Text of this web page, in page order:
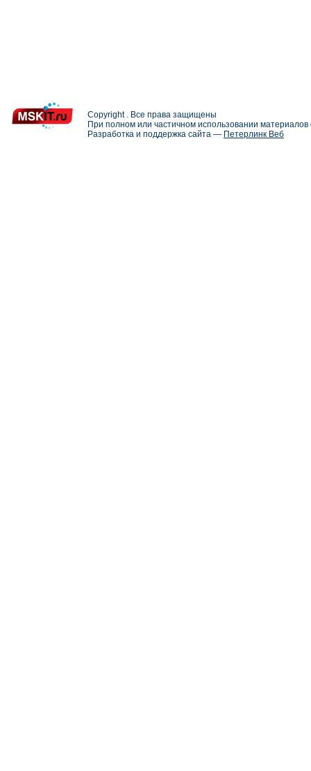
Copyright . Все права защищены
При полном или частичном использовании
Разработка и поддержка сайта — Петерлинк Веб